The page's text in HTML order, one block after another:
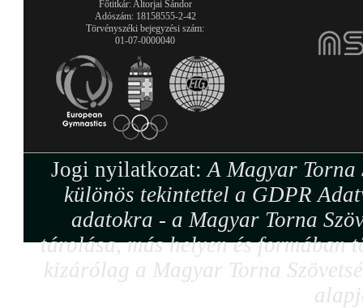
Főtitkár: Altorjai Sándor
Adószám: 18158555-2-42
Törvényszéki bejegyzési szám:
01-07-0000040
Jogi nyilatkozat:A Magyar Torna
különös tekintettel a GDPR
adatokra - a Magyar Torna
tárolása, más helyen és formában
kizárólag a Magyar Torna